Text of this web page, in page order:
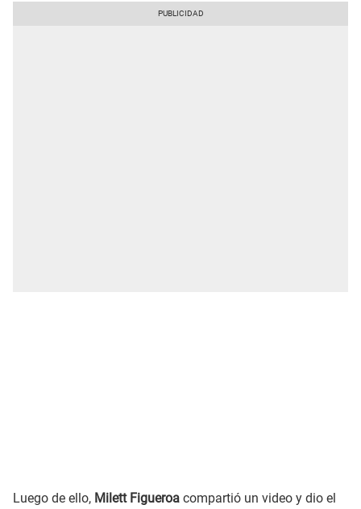
Luego de ello, Milett Figueroa compartió un video y dio el